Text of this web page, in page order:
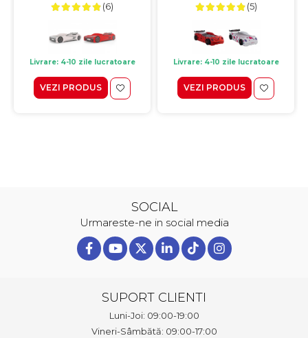
(6)
Livrare: 4-10 zile lucratoare
VEZI PRODUS
(5)
Livrare: 4-10 zile lucratoare
VEZI PRODUS
SOCIAL
Urmareste-ne in social media
SUPORT CLIENTI
Luni-Joi: 09:00-19:00
Vineri-Sâmbătă: 09:00-17:00